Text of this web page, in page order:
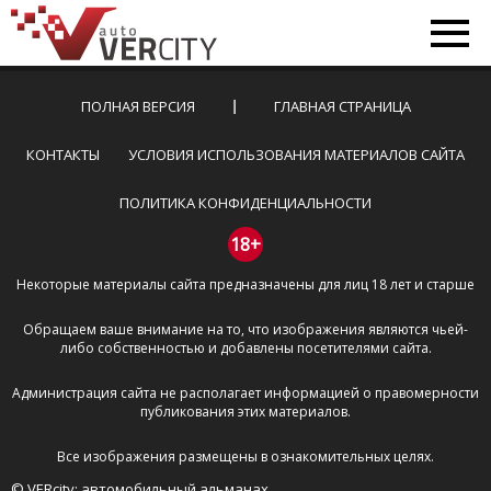
ПОЛНАЯ ВЕРСИЯ ГЛАВНАЯ СТРАНИЦА
КОНТАКТЫ УСЛОВИЯ ИСПОЛЬЗОВАНИЯ МАТЕРИАЛОВ САЙТА
ПОЛИТИКА КОНФИДЕНЦИАЛЬНОСТИ
18+
Некоторые материалы сайта предназначены для лиц 18 лет и старше
Обращаем ваше внимание на то, что изображения являются чьей-
либо собственностью и добавлены посетителями сайта.
Администрация сайта не располагает информацией о правомерности
публикования этих материалов.
Все изображения размещены в ознакомительных целях.